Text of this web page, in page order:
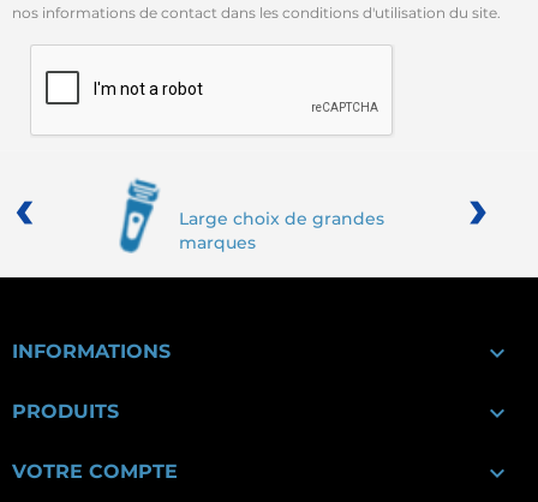
nos informations de contact dans les conditions d'utilisation du site.
Large choix de grandes
marques
‹ ›
INFORMATIONS 
PRODUITS 
VOTRE COMPTE 